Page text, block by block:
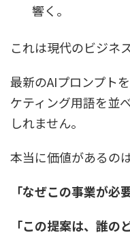
響く。
これは現代のビジネ
最新のAIプロンプト
ケティング用語を並
しれません。
本当に価値があるのは
「なぜこの事業が必
「この提案は、誰の